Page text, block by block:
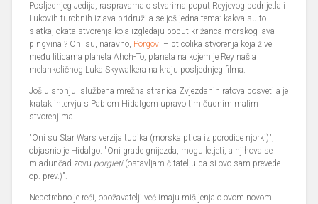
Posljednjeg Jedija, raspravama o stvarima poput Reyjevog podrijetla i
Lukovih turobnih izjava pridružila se još jedna tema: kakva su to
slatka, okata stvorenja koja izgledaju poput križanca morskog lava i
pingvina ? Oni su, naravno, Porgovi – pticolika stvorenja koja žive
među liticama planeta Ahch-To, planeta na kojem je Rey našla
melankoličnog Luka Skywalkera na kraju posljednjeg filma.
Još u srpnju, službena mrežna stranica Zvjezdanih ratova posvetila je
kratak intervju s Pablom Hidalgom upravo tim čudnim malim
stvorenjima.
"Oni su Star Wars verzija tupika (morska ptica iz porodice njorki)",
objasnio je Hidalgo. "Oni grade gnijezda, mogu letjeti, a njihova se
mladunčad zovu porgleti(ostavljam čitatelju da si ovo sam prevede -
op. prev.)".
Nepotrebno je reći, obožavatelji već imaju mišljenja o ovom novom